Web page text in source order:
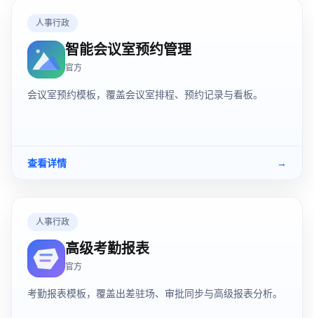
人事行政
智能会议室预约管理
官方
会议室预约模板，覆盖会议室排程、预约记录与看板。
查看详情 →
人事行政
高级考勤报表
官方
考勤报表模板，覆盖出差驻场、审批同步与高级报表分析。